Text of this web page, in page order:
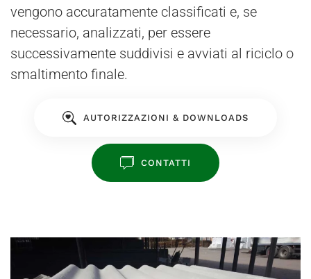
vengono accuratamente classificati e, se
necessario, analizzati, per essere
successivamente suddivisi e avviati al riciclo o
smaltimento finale.
AUTORIZZAZIONI & DOWNLOADS
CONTATTI